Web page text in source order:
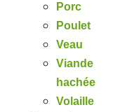
Porc
Poulet
Veau
Viande
hachée
Volaille